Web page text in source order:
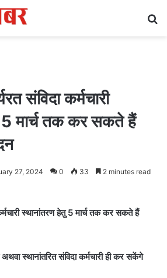
संविदा कर्मचारी
5 मार्च तक कर सकते हैं
27, 2024 0 33 2 minutes read
स्थानांतरण हेतु 5 मार्च तक कर सकते हैं
अथवा स्थानांतरित संविदा कर्मचारी ही कर सकेंगे